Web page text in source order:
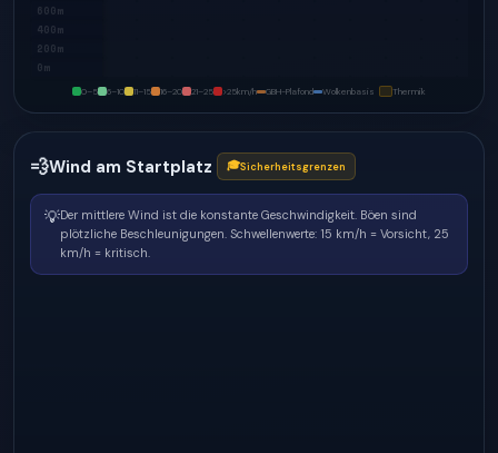
600m
400m
200m
0m
0–5 6–10 11–15 16–20 21–25 >25km/h GBH-Plafond Wolkenbasis Thermik
💨Wind am Startplatz 🎓Sicherheitsgrenzen
💡Der mittlere Wind ist die konstante Geschwindigkeit. Böen sind
plötzliche Beschleunigungen. Schwellenwerte: 15 km/h = Vorsicht, 25
km/h = kritisch.